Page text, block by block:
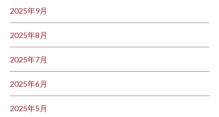
2025年9月
2025年8月
2025年7月
2025年6月
2025年5月